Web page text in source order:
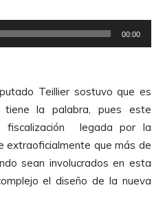
00:00
Teillier sostuvo que es
tiene la palabra, pues este
fiscalización legada por la
extraoficialmente que más de
sean involucrados en esta
el diseño de la nueva